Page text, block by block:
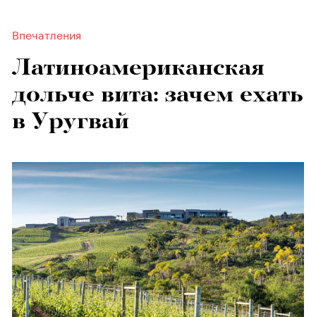
Впечатления
Латиноамериканская
дольче вита: зачем ехать
в Уругвай